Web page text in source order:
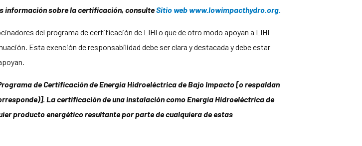
información sobre la certificación, consulteSitio web www.lowimpacthydro.org.
del programa de certificación de LIHI o que de otro modo apoyan a LIHI
Esta exención de responsabilidad debe ser clara y destacada y debe estar
de Certificación de Energía Hidroeléctrica de Bajo Impacto [o respaldan
La certificación de una instalación como Energía Hidroeléctrica de
producto energético resultante por parte de cualquiera de estas